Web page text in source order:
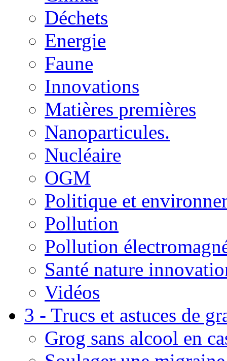
Déchets
Energie
Faune
Innovations
Matières premières
Nanoparticules.
Nucléaire
OGM
Politique et
Pollution
Pollution
Santé nature
Vidéos
3 - Trucs et astuces de
Grog sans alcool en